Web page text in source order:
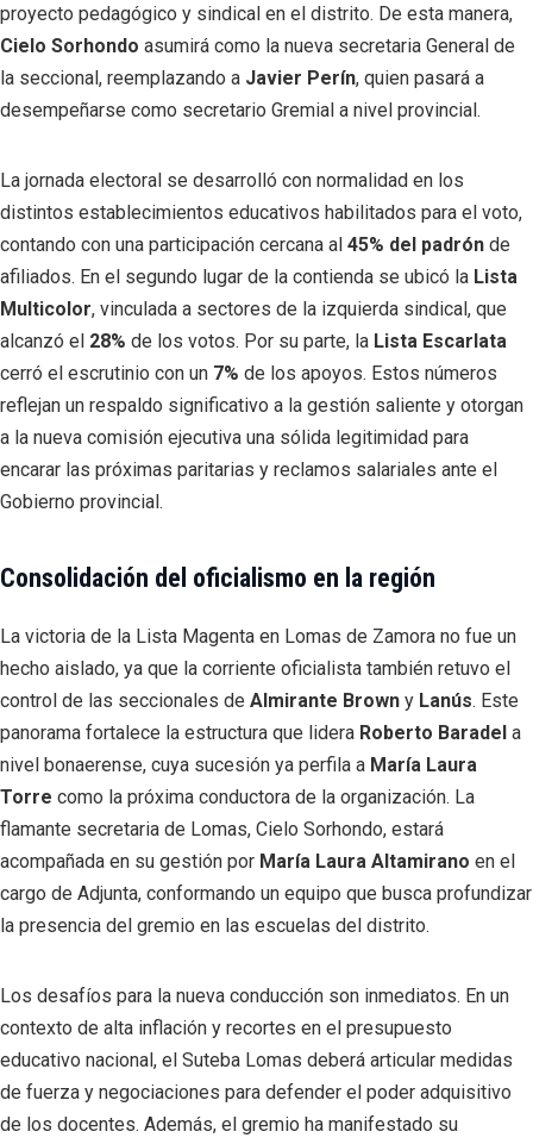
proyecto pedagógico y sindical en el distrito. De esta manera,
Cielo Sorhondo asumirá como la nueva secretaria General de
la seccional, reemplazando a Javier Perín, quien pasará a
desempeñarse como secretario Gremial a nivel provincial.
La jornada electoral se desarrolló con normalidad en los
distintos establecimientos educativos habilitados para el voto,
contando con una participación cercana al 45% del padrón de
afiliados. En el segundo lugar de la contienda se ubicó la Lista
Multicolor, vinculada a sectores de la izquierda sindical, que
alcanzó el 28% de los votos. Por su parte, la Lista Escarlata
cerró el escrutinio con un 7% de los apoyos. Estos números
reflejan un respaldo significativo a la gestión saliente y otorgan
a la nueva comisión ejecutiva una sólida legitimidad para
encarar las próximas paritarias y reclamos salariales ante el
Gobierno provincial.
Consolidación del oficialismo en la región
La victoria de la Lista Magenta en Lomas de Zamora no fue un
hecho aislado, ya que la corriente oficialista también retuvo el
control de las seccionales de Almirante Brown y Lanús. Este
panorama fortalece la estructura que lidera Roberto Baradel a
nivel bonaerense, cuya sucesión ya perfila a María Laura
Torre como la próxima conductora de la organización. La
flamante secretaria de Lomas, Cielo Sorhondo, estará
acompañada en su gestión por María Laura Altamirano en el
cargo de Adjunta, conformando un equipo que busca profundizar
la presencia del gremio en las escuelas del distrito.
Los desafíos para la nueva conducción son inmediatos. En un
contexto de alta inflación y recortes en el presupuesto
educativo nacional, el Suteba Lomas deberá articular medidas
de fuerza y negociaciones para defender el poder adquisitivo
de los docentes. Además, el gremio ha manifestado su